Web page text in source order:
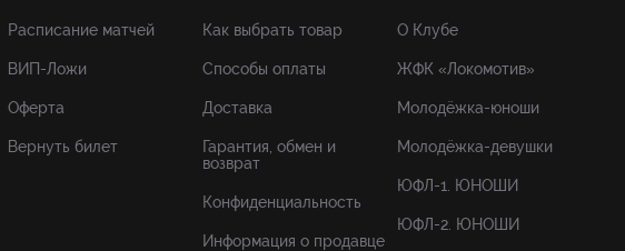
Расписание матчей
ВИП-Ложи
Оферта
Вернуть билет
Как выбрать товар
Способы оплаты
Доставка
Гарантия, обмен и
возврат
Конфиденциальность
Информация о продавце
О Клубе
ЖФК «Локомотив»
Молодёжка-юноши
Молодёжка-девушки
ЮФЛ-1. ЮНОШИ
ЮФЛ-2. ЮНОШИ